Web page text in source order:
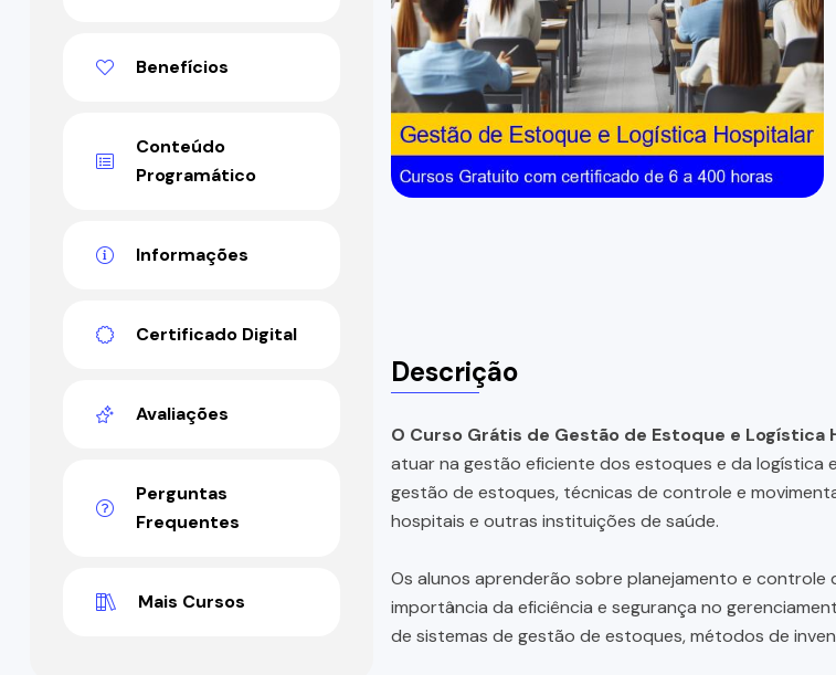
Descrição
O Curso Grátis de Gestão de Estoque e Logística
atuar na gestão eficiente dos estoques e da logística
gestão de estoques, técnicas de controle e
hospitais e outras instituições de saúde.
Os alunos aprenderão sobre planejamento e
importância da eficiência e segurança no
de sistemas de gestão de estoques, métodos de
Benefícios
Conteúdo
Programático
Informações
Certificado Digital
Avaliações
Perguntas
Frequentes
Mais Cursos